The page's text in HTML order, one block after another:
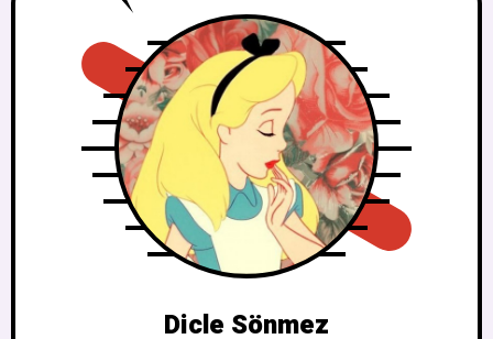
Dicle Sönmez